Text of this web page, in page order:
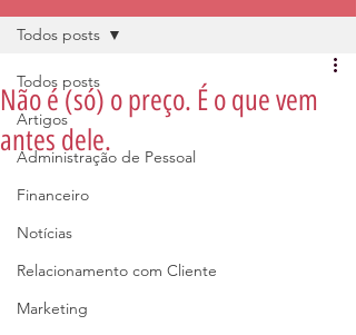
Todos posts
Artigos
Administração de Pessoal
Financeiro
Notícias
Relacionamento com Cliente
Marketing
Todos posts
Não é (só) o preço. É o que vem
antes dele.